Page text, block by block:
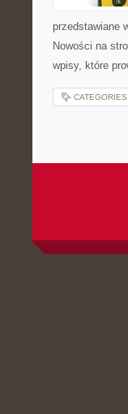
przedstawiane
Nowości na
wpisy, które
CATEGORIES: